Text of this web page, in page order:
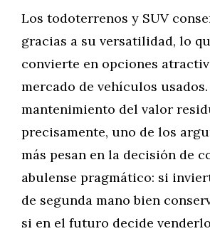
Los todoterrenos y SUV
gracias a su versatilidad, lo
convierte en opciones
mercado de vehículos usados.
mantenimiento del valor
precisamente, uno de los
más pesan en la decisión de
abulense pragmático: si
de segunda mano bien
si en el futuro decide